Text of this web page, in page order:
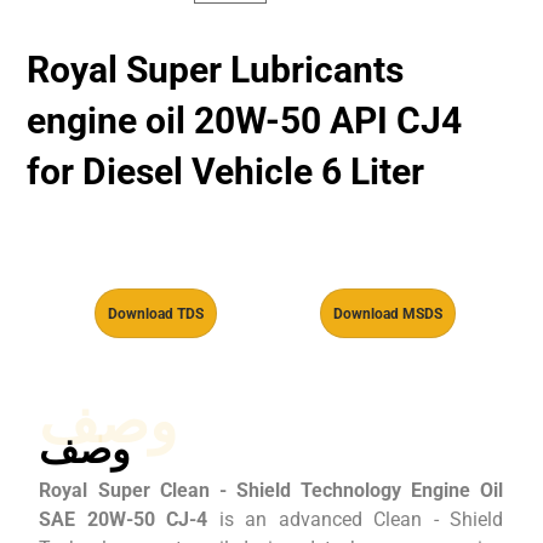
Royal Super Lubricants
engine oil 20W-50 API CJ4
for Diesel Vehicle 6 Liter
Download TDS Download MSDS
وصف
وصف
Royal Super Clean - Shield Technology Engine Oil
SAE 20W-50 CJ-4 is an advanced Clean - Shield